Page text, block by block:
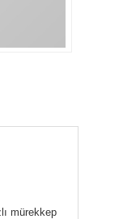
mürekkep